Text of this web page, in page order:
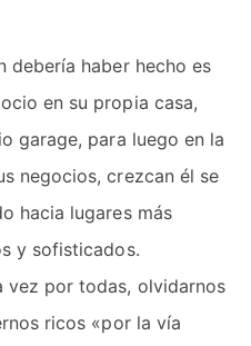
debería haber hecho es
en su propia casa,
garage, para luego en la
negocios, crezcan él se
hacia lugares más
y sofisticados.
vez por todas, olvidarnos
ricos «por la vía